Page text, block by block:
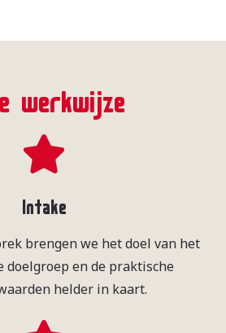
werkwijze
Intake
brengen we het doel van het
doelgroep en de praktische
helder in kaart.